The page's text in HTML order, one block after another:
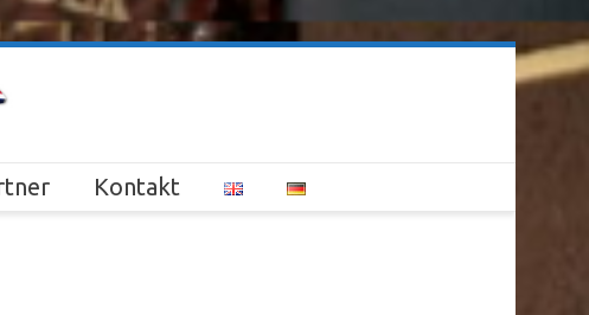
Kontakt